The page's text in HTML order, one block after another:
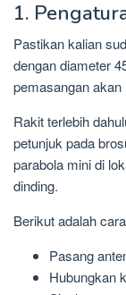
1.
Pastikan kalian
dengan diameter
pemasangan akan
Rakit terlebih
petunjuk pada
parabola mini di
dinding.
Berikut adalah
Pasang
Hubungkan